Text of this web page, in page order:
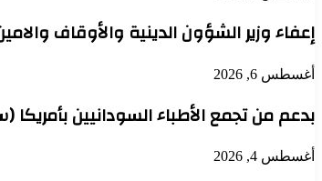
إعفاء وزير الشؤون الدينية والأوقاف
أغسطس 6, 2026
بدعم من تجمع الأطباء السودانيين
أغسطس 4, 2026